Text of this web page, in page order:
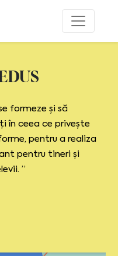
formeze și să
în ceea ce privește
pentru a realiza
pentru tineri și
”